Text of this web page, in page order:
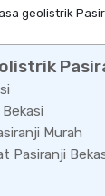
geolistrik
Murah
Pasiranji